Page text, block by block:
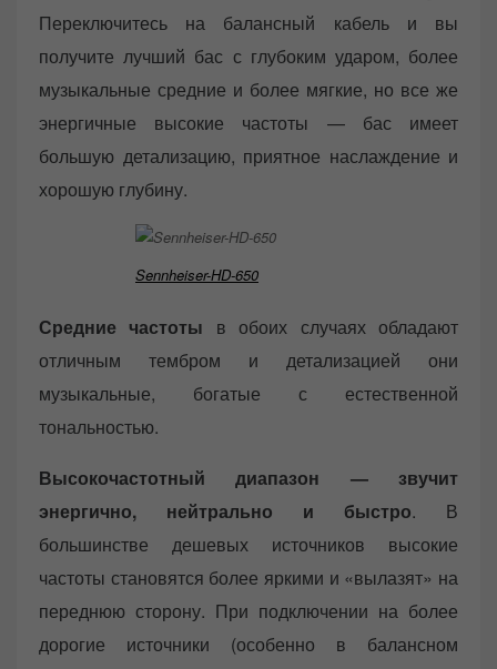
Переключитесь на балансный кабель и вы
получите лучший бас с глубоким ударом, более
музыкальные средние и более мягкие, но все же
энергичные высокие частоты — бас имеет
большую детализацию, приятное наслаждение и
хорошую глубину.
Sennheiser-HD-650
Средние частоты в обоих случаях обладают
отличным тембром и детализацией они
музыкальные, богатые с естественной
тональностью.
Высокочастотный диапазон — звучит
энергично, нейтрально и быстро. В
большинстве дешевых источников высокие
частоты становятся более яркими и «вылазят» на
переднюю сторону. При подключении на более
дорогие источники (особенно в балансном